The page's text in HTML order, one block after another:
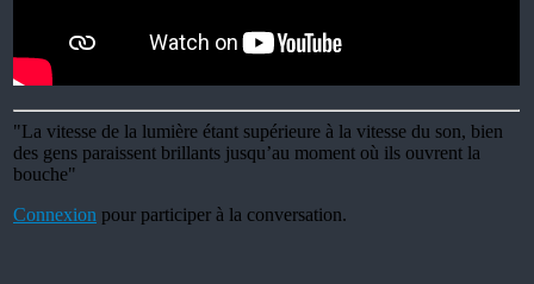
"La vitesse de la lumière étant supérieure à la vitesse du son, bien
des gens paraissent brillants jusqu’au moment où ils ouvrent la
bouche"
Connexion pour participer à la conversation.